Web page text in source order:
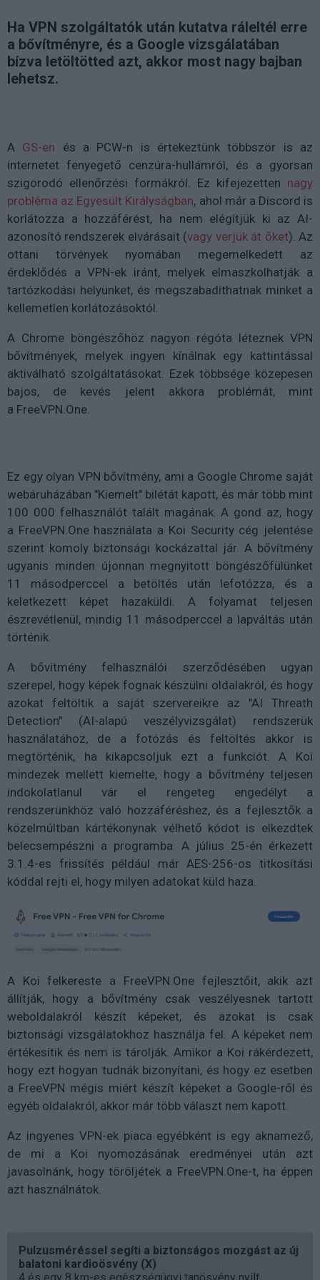
Ha VPN szolgáltatók után kutatva ráleltél erre
a bővítményre, és a Google vizsgálatában
bízva letöltötted azt, akkor most nagy bajban
lehetsz.
A GS-en és a PCW-n is értekeztünk többször is az
internetet fenyegető cenzúra-hullámról, és a gyorsan
szigorodó ellenőrzési formákról. Ez kifejezetten nagy
probléma az Egyesült Királyságban, ahol már a Discord is
korlátozza a hozzáférést, ha nem elégítjük ki az AI-
azonosító rendszerek elvárásait (vagy verjük át őket). Az
ottani törvények nyomában megemelkedett az
érdeklődés a VPN-ek iránt, melyek elmaszkolhatják a
tartózkodási helyünket, és megszabadíthatnak minket a
kellemetlen korlátozásoktól.
A Chrome böngészőhöz nagyon régóta léteznek VPN
bővítmények, melyek ingyen kínálnak egy kattintással
aktiválható szolgáltatásokat. Ezek többsége közepesen
bajos, de kevés jelent akkora problémát, mint
a FreeVPN.One.
Ez egy olyan VPN bővítmény, ami a Google Chrome saját
webáruházában "Kiemelt" bilétát kapott, és már több mint
100 000 felhasználót talált magának. A gond az, hogy
a FreeVPN.One használata a Koi Security cég jelentése
szerint komoly biztonsági kockázattal jár. A bővítmény
ugyanis minden újonnan megnyitott böngészőfülünket
11 másodperccel a betöltés után lefotózza, és a
keletkezett képet hazaküldi. A folyamat teljesen
észrevétlenül, mindig 11 másodperccel a lapváltás után
történik.
A bővítmény felhasználói szerződésében ugyan
szerepel, hogy képek fognak készülni oldalakról, és hogy
azokat feltöltik a saját szervereikre az "AI Threath
Detection" (AI-alapú veszélyvizsgálat) rendszerük
használatához, de a fotózás és feltöltés akkor is
megtörténik, ha kikapcsoljuk ezt a funkciót. A Koi
mindezek mellett kiemelte, hogy a bővítmény teljesen
indokolatlanul vár el rengeteg engedélyt a
rendszerünkhöz való hozzáféréshez, és a fejlesztők a
közelmúltban kártékonynak vélhető kódot is elkezdtek
belecsempészni a programba. A július 25-én érkezett
3.1.4-es frissítés például már AES-256-os titkosítási
kóddal rejti el, hogy milyen adatokat küld haza.
A Koi felkereste a FreeVPN.One fejlesztőit, akik azt
állítják, hogy a bővítmény csak veszélyesnek tartott
weboldalakról készít képeket, és azokat is csak
biztonsági vizsgálatokhoz használja fel. A képeket nem
értékesítik és nem is tárolják. Amikor a Koi rákérdezett,
hogy ezt hogyan tudnák bizonyítani, és hogy ez esetben
a FreeVPN mégis miért készít képeket a Google-ről és
egyéb oldalakról, akkor már több választ nem kapott.
Az ingyenes VPN-ek piaca egyébként is egy aknamező,
de mi a Koi nyomozásának eredményei után azt
javasolnánk, hogy töröljétek a FreeVPN.One-t, ha éppen
azt használnátok.
Pulzusméréssel segíti a biztonságos mozgást az új
balatoni kardioösvény (X)
4 és egy 8 km-es egészségügyi tanösvény nyílt